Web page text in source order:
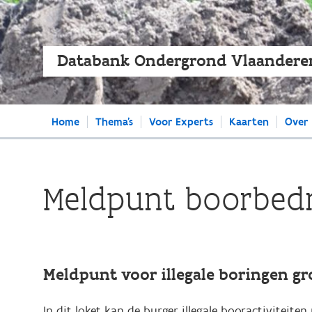
Databank Ondergrond
Home Thema's Voor Experts Kaarten Over
Meldpunt
Meldpunt voor illegale boringen